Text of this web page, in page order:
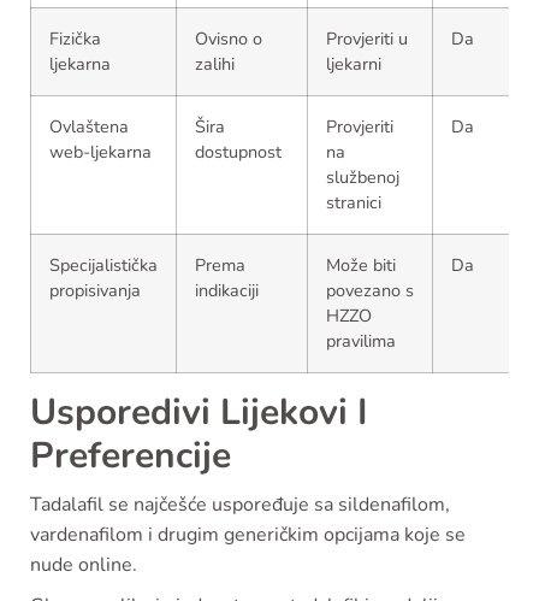
Fizička
ljekarna
Ovisno o
zalihi
Provjeriti u
ljekarni
Da
Ovlaštena
web-ljekarna
Šira
dostupnost
Provjeriti
na
službenoj
stranici
Da
Specijalistička
propisivanja
Prema
indikaciji
Može biti
povezano s
HZZO
pravilima
Da
Usporedivi Lijekovi I
Preferencije
Tadalafil se najčešće uspoređuje sa sildenafilom,
vardenafilom i drugim generičkim opcijama koje se
nude online.